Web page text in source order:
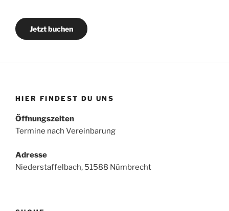
Jetzt buchen
HIER FINDEST DU UNS
Öffnungszeiten
Termine nach Vereinbarung
Adresse
Niederstaffelbach, 51588 Nümbrecht